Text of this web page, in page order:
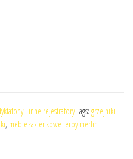
i inne rejestratoryTags: grzejniki
, meble łazienkowe leroy merlin